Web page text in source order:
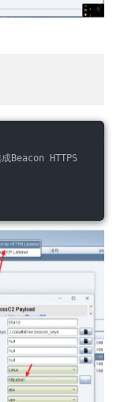
Beacon HTTPS